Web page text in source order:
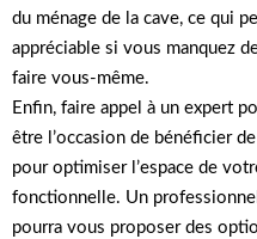
du ménage de la cave, ce qui
appréciable si vous manquez
faire vous-même.
Enfin, faire appel à un expert
être l’occasion de bénéficier
pour optimiser l’espace de
fonctionnelle. Un
pourra vous proposer des